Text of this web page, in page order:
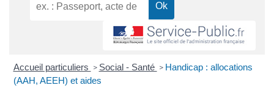
Accueil particuliers > Social - Santé > Handicap : allocations
(AAH, AEEH) et aides